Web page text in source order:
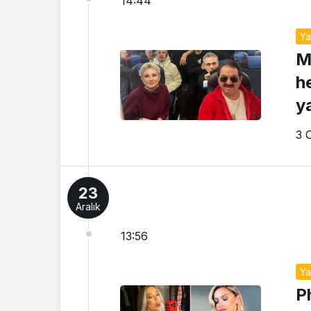
3
23
Aralık
13:56